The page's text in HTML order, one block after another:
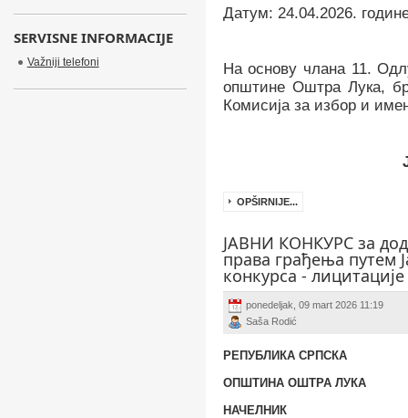
Датум: 24.04.2026.
На основу члана 11.
општине Оштра Лука,
Комисија за избор и
OPŠIRNIJE...
ЈАВНИ КОНКУРС за
права грађења путем
конкурса - лицитације
ponedeljak, 09 mart 2026 11:19
Saša Rodić
РЕПУБЛИКА СРПСКА
ОПШТИНА ОШТРА ЛУКА
НАЧЕЛНИК
SERVISNE INFORMACIJE
Važniji telefoni